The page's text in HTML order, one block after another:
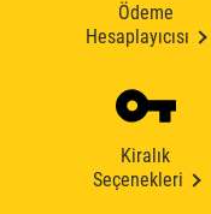
Ödeme
Hesaplayıcısı
Kiralık
Seçenekleri